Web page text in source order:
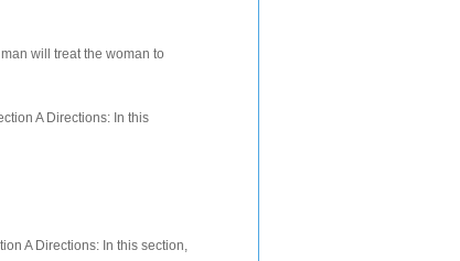
will treat the woman to
A Directions: In this
A Directions: In this section,